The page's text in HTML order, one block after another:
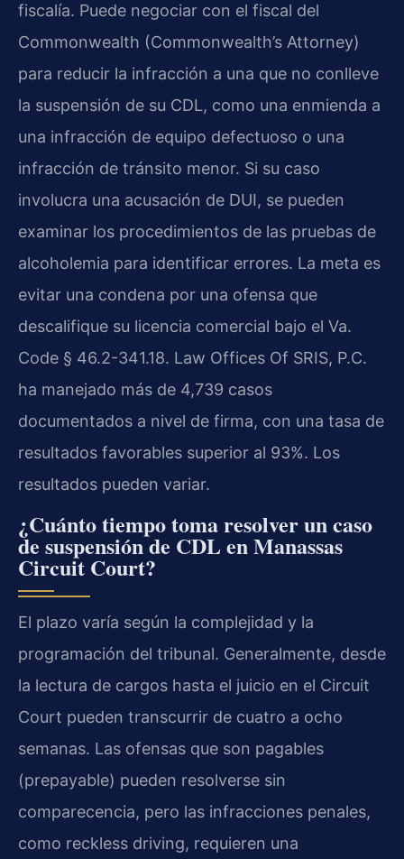
fiscalía. Puede negociar con el fiscal del
Commonwealth (Commonwealth’s Attorney)
para reducir la infracción a una que no conlleve
la suspensión de su CDL, como una enmienda a
una infracción de equipo defectuoso o una
infracción de tránsito menor. Si su caso
involucra una acusación de DUI, se pueden
examinar los procedimientos de las pruebas de
alcoholemia para identificar errores. La meta es
evitar una condena por una ofensa que
descalifique su licencia comercial bajo el Va.
Code § 46.2-341.18. Law Offices Of SRIS, P.C.
ha manejado más de 4,739 casos
documentados a nivel de firma, con una tasa de
resultados favorables superior al 93%. Los
resultados pueden variar.
¿Cuánto tiempo toma resolver un caso
de suspensión de CDL en Manassas
Circuit Court?
El plazo varía según la complejidad y la
programación del tribunal. Generalmente, desde
la lectura de cargos hasta el juicio en el Circuit
Court pueden transcurrir de cuatro a ocho
semanas. Las ofensas que son pagables
(prepayable) pueden resolverse sin
comparecencia, pero las infracciones penales,
como reckless driving, requieren una